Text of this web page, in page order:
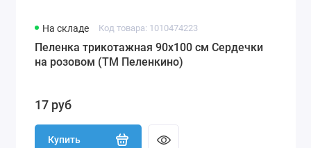
На складе Код товара: 1010474223
Пеленка трикотажная 90х100 см Сердечки
на розовом (ТМ Пеленкино)
17 руб
Купить